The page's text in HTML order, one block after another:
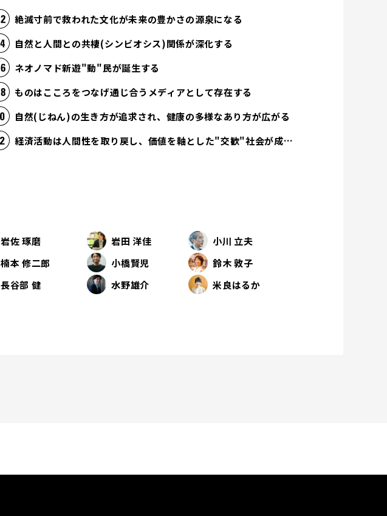
絶滅寸前で救われた文化が未来の豊かさの源泉になる
自然と人間との共棲(シンビオシス)関係が深化する
ネオノマド新遊"動"民が誕生する
ものはこころをつなげ通じ合うメディアとして存在する
自然(じねん)の生き方が追求され、健康の多様なあり方が広がる
経済活動は人間性を取り戻し、価値を軸とした"交歓"社会が成立する
岩佐 琢磨 岩田 洋佳
小川 立夫
楠本 修二郎 小橋賢児
鈴木 敦子
長谷部 健 水野雄介
米良はるか